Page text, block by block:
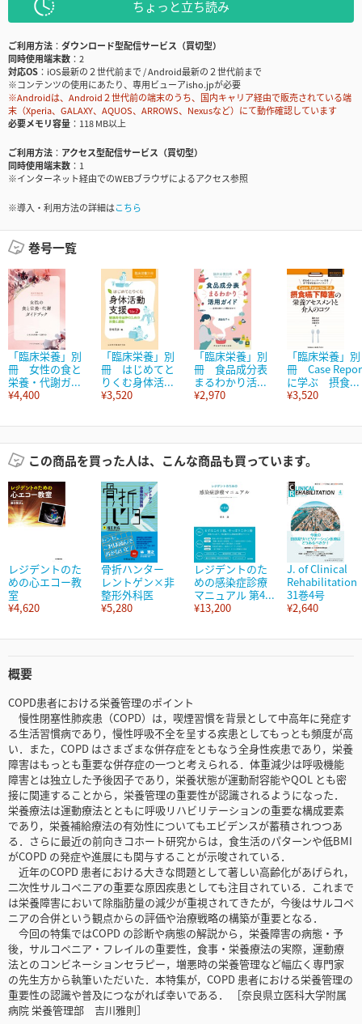
ちょっと立ち読み
ご利用方法
ダウンロード型配信サービス（買切型）
同時使用端末数
2
対応OS
iOS最新の２世代前まで / Android最新の２世代前まで
※コンテンツの使用にあたり、専用ビューアisho.jpが必要
※Androidは、Android２世代前の端末のうち、国内キャリア経由で販売されている端
末（Xperia、GALAXY、AQUOS、ARROWS、Nexusなど）にて動作確認しています
必要メモリ容量
118 MB以上
ご利用方法
アクセス型配信サービス（買切型）
同時使用端末数
1
※インターネット経由でのWEBブラウザによるアクセス参照
※導入・利用方法の詳細はこちら
巻号一覧
「臨床栄養」別
冊 女性の食と
栄養・代謝ガ...
¥4,400
「臨床栄養」別
冊 はじめてと
りくむ身体活...
¥3,520
「臨床栄養」別
冊 食品成分表
まるわかり活...
¥2,970
「臨床栄養」別
冊 Case
に学ぶ 摂食...
¥3,520
この商品を買った人は、こんな商品も買っています。
レジデントのた
めの心エコー教
室
¥4,620
骨折ハンター
レントゲン×非
整形外科医
¥5,280
レジデントのた
めの感染症診療
マニュアル 第4...
¥13,200
J. of Clinical
Rehabilitation
31巻4号
¥2,640
概要
COPD患者における栄養管理のポイント
慢性閉塞性肺疾患（COPD）は，喫煙習慣を背景として中高年に発症す
る生活習慣病であり，慢性呼吸不全を呈する疾患としてもっとも頻度が高
い．また，COPD はさまざまな併存症をともなう全身性疾患であり，栄養
障害はもっとも重要な併存症の一つと考えられる．体重減少は呼吸機能
障害とは独立した予後因子であり，栄養状態が運動耐容能やQOL とも密
接に関連することから，栄養管理の重要性が認識されるようになった．
栄養療法は運動療法とともに呼吸リハビリテーションの重要な構成要素
であり，栄養補給療法の有効性についてもエビデンスが蓄積されつつあ
る．さらに最近の前向きコホート研究からは，食生活のパターンや低BMI
がCOPD の発症や進展にも関与することが示唆されている．
近年のCOPD 患者における大きな問題として著しい高齢化があげられ，
二次性サルコペニアの重要な原因疾患としても注目されている．これまで
は栄養障害において除脂肪量の減少が重視されてきたが，今後はサルコペ
ニアの合併という観点からの評価や治療戦略の構築が重要となる．
今回の特集ではCOPD の診断や病態の解説から，栄養障害の病態・予
後，サルコペニア・フレイルの重要性，食事・栄養療法の実際，運動療
法とのコンビネーションセラピー，増悪時の栄養管理など幅広く専門家
の先生方から執筆いただいた．本特集が，COPD 患者における栄養管理の
重要性の認識や普及につながれば幸いである． ［奈良県立医科大学附属
病院 栄養管理部 吉川雅則］